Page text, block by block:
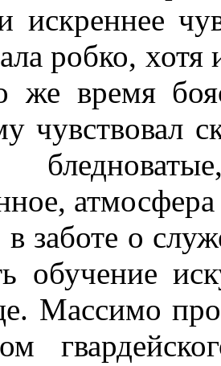
искреннее
робко,
же время
чувствовал
атмосфера
заботе о
обучение
Массимо